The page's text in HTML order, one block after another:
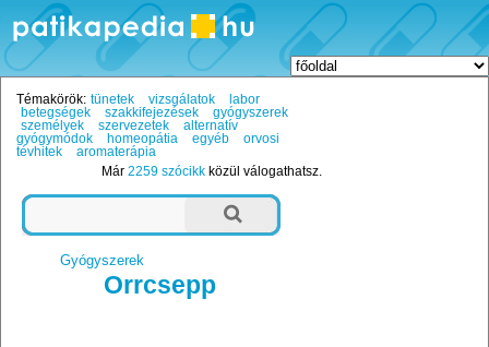
Témakörök: tünetek vizsgálatok
labor
betegségek
szakkifejezések
gyógyszerek
személyek
szervezetek
alternatív
gyógymódok
homeopátia egyéb
orvosi
tévhitek
aromaterápia
Már2259 szócikk közül válogathatsz.
Gyógyszerek
Orrcsepp